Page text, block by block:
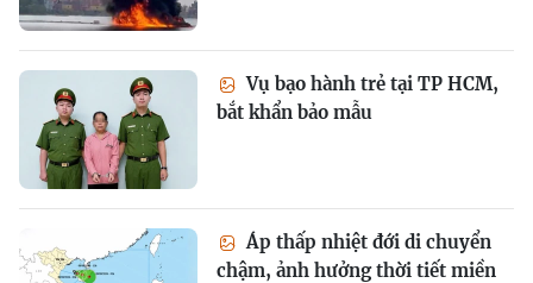
Vụ bạo hành trẻ tại TP HCM,
bắt khẩn bảo mẫu
Áp thấp nhiệt đới di chuyển
chậm, ảnh hưởng thời tiết miền